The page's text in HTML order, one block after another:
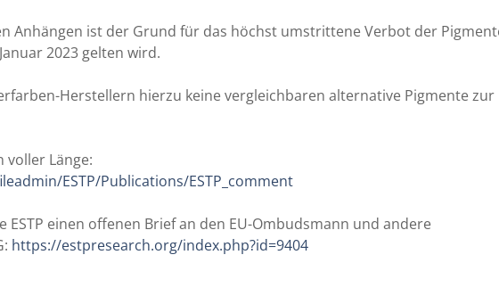
Anhängen ist der Grund für das höchst umstrittene Verbot der
2023 gelten wird.
Herstellern hierzu keine vergleichbaren alternative Pigmente zur
voller Länge:
ESTP/Publications/ESTP_comment
ESTP einen offenen Brief an den EU-Ombudsmann und andere
https://estpresearch.org/index.php?id=9404